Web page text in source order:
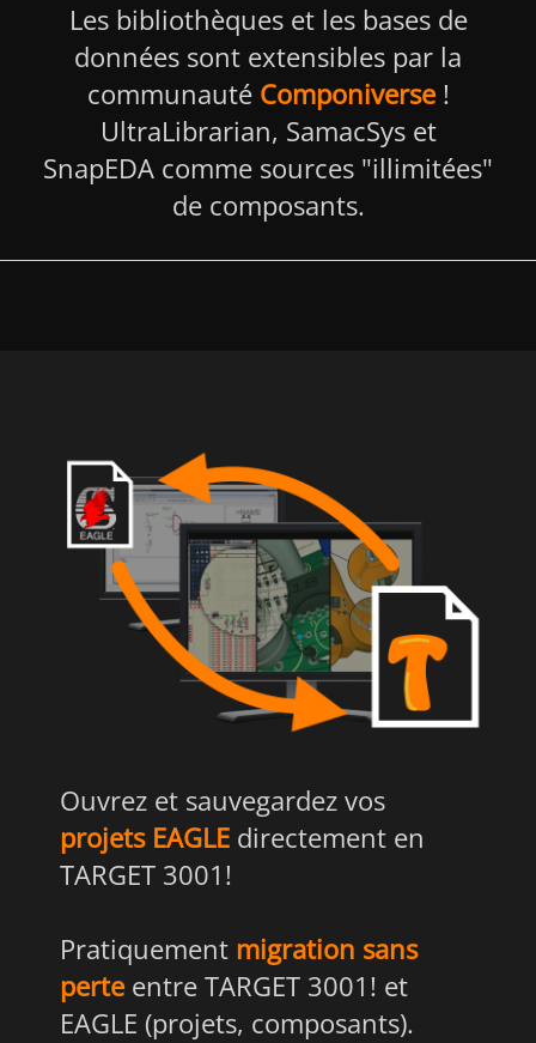
Les bibliothèques et les bases de
données sont extensibles par la
communauté Componi­verse!
UltraLibrarian, SamacSys et
SnapEDA comme sources "illimitées"
de composants.
Ouvrez et sauvegardez vos
projets EAGLE directement en
TARGET 3001!
Pratiquement migration sans
perteentre TARGET 3001! et
EAGLE (projets, composants).